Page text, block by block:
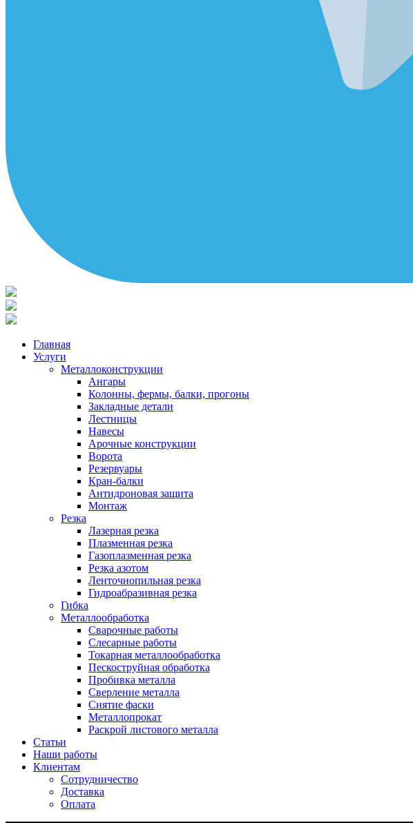
Главная
Услуги
Металлоконструкции
Ангары
Колонны, фермы, балки, прогоны
Закладные детали
Лестницы
Навесы
Арочные конструкции
Ворота
Резервуары
Кран-балки
Антидроновая защита
Монтаж
Резка
Лазерная резка
Плазменная резка
Газоплазменная резка
Резка азотом
Ленточнопильная резка
Гидроабразивная резка
Гибка
Металлообработка
Сварочные работы
Слесарные работы
Токарная металлообработка
Пескоструйная обработка
Пробивка металла
Сверление металла
Снятие фаски
Металлопрокат
Раскрой листового металла
Статьи
Наши работы
Клиентам
Сотрудничество
Доставка
Оплата